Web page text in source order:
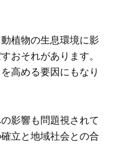
植物の生息環境に影
おそれがあります。
高める要因にもなり
影響も問題視されて
立と地域社会との合